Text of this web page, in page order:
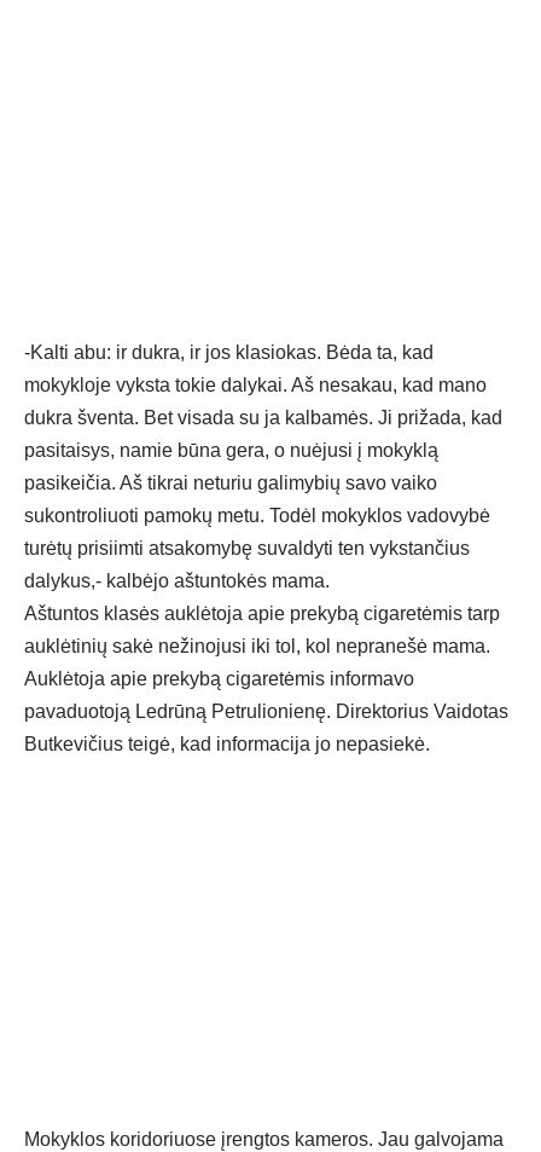
-Kalti abu: ir dukra, ir jos klasiokas. Bėda ta, kad
mokykloje vyksta tokie dalykai. Aš nesakau, kad mano
dukra šventa. Bet visada su ja kalbamės. Ji prižada, kad
pasitaisys, namie būna gera, o nuėjusi į mokyklą
pasikeičia. Aš tikrai neturiu galimybių savo vaiko
sukontroliuoti pamokų metu. Todėl mokyklos vadovybė
turėtų prisiimti atsakomybę suvaldyti ten vykstančius
dalykus,- kalbėjo aštuntokės mama.
Aštuntos klasės auklėtoja apie prekybą cigaretėmis tarp
auklėtinių sakė nežinojusi iki tol, kol nepranešė mama.
Auklėtoja apie prekybą cigaretėmis informavo
pavaduotoją Ledrūną Petrulionienę. Direktorius Vaidotas
Butkevičius teigė, kad informacija jo nepasiekė.
Mokyklos koridoriuose įrengtos kameros. Jau galvojama